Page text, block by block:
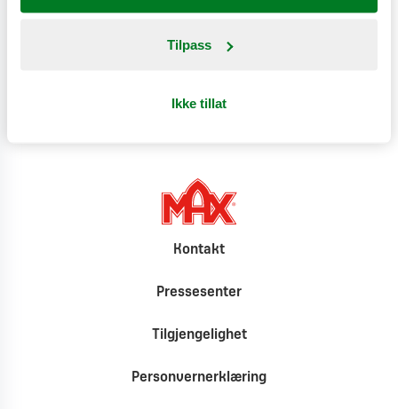
Tilpass
Ikke tillat
Kontakt
Pressesenter
Tilgjengelighet
Personvernerklæring